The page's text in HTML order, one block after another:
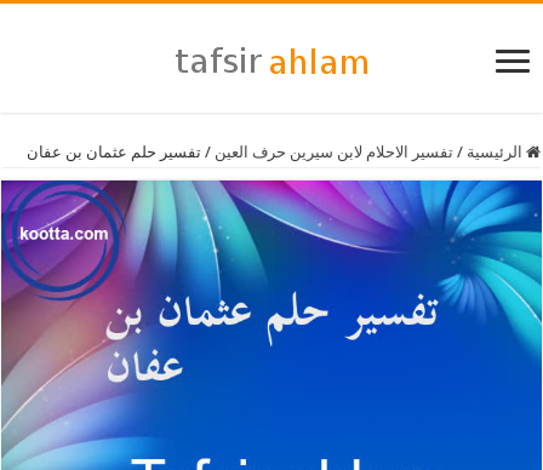
الرئيسية / تفسير الاحلام لابن سيرين حرف العين / تفسير حلم عثمان بن عفان